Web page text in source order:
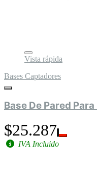
Vista rápida
Bases Captadores
Base De Pared
$25.287
IVA Incluido